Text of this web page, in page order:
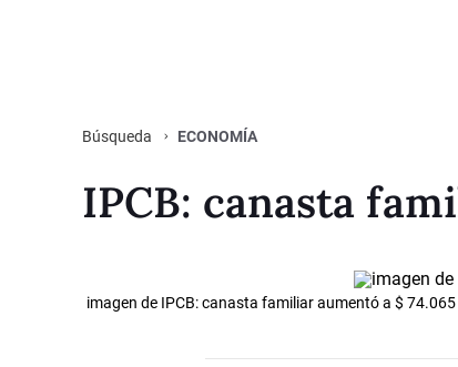
Búsqueda ECONOMÍA
IPCB: canasta
imagen de IPCB: canasta familiar aumentó a $ 74.065